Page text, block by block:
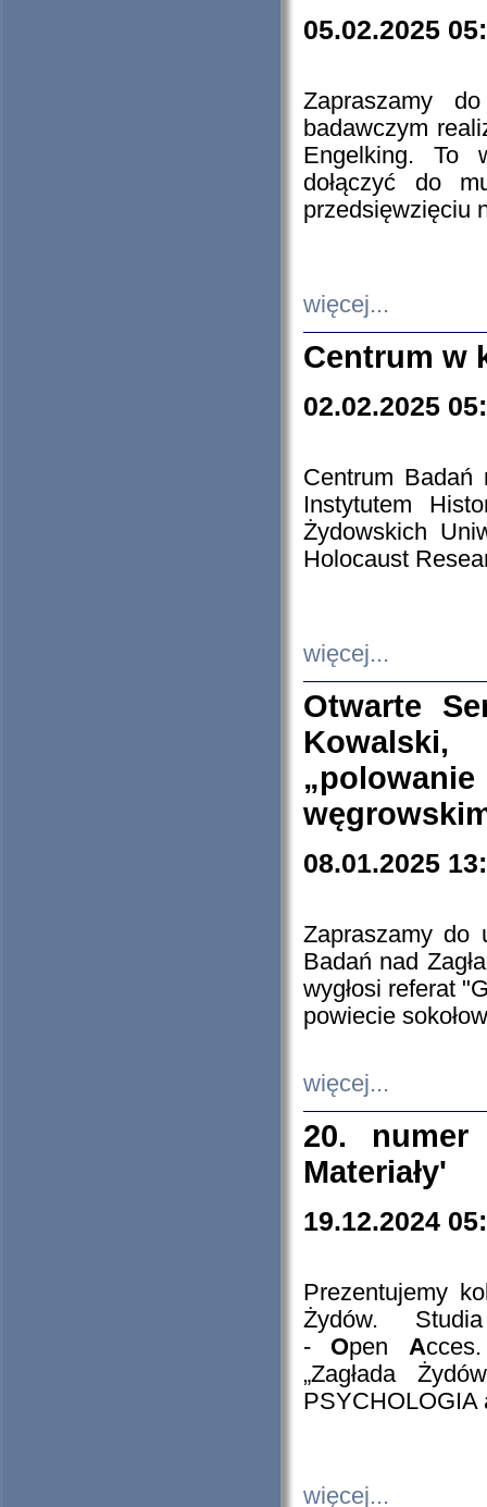
05.02.2025
Zapraszamy
badawczym
Engelking. To
dołączyć do
przedsięwzięciu
więcej...
Centrum w
02.02.2025
Centrum Badań
Instytutem
Żydowskich
Holocaust
więcej...
Otwarte
08.01.2025
Zapraszamy do
Badań nad
wygłosi referat
powiecie
więcej...
20. numer
Materiały'
19.12.2024
Prezentujemy
Żydów.
- Open A
„Zagłada
PSYCHOLOGIA
więcej...